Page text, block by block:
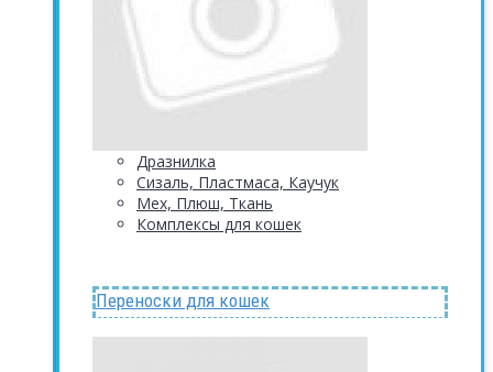
Дразнилка
Сизаль, Пластмаса, Каучук
Мех, Плюш, Ткань
Комплексы для кошек
Переноски для кошек